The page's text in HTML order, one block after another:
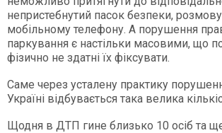
непристебнутий пасок безпеки,
мобільному телефону. А порушення
паркування є настільки масовими, що
фізично не здатні їх фіксувати.
Саме через усталену практику
Україні відбувається така велика
Щодня в ДТП гине близько 10 осіб та